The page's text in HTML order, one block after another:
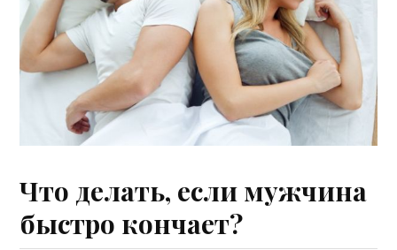
Что делать, если мужчина
быстро кончает?